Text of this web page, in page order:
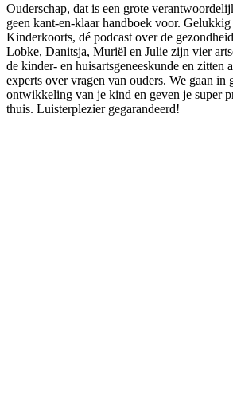
Ouderschap, dat is een grote
geen kant-en-klaar handboek voor.
Kinderkoorts, dé podcast over de
Lobke, Danitsja, Muriël en Julie zijn vier
de kinder- en huisartsgeneeskunde en zitten
experts over vragen van ouders. We gaan in
ontwikkeling van je kind en geven je super
thuis. Luisterplezier gegarandeerd!